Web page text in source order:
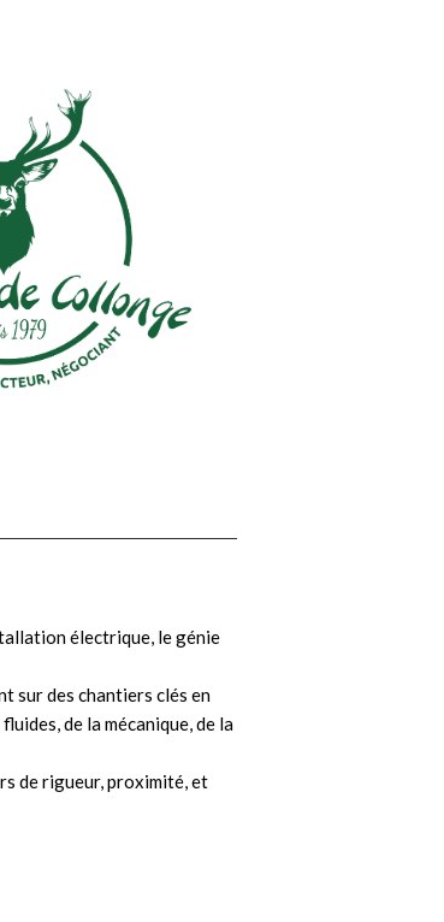
de
nous partageons
— esprit d’équipe,
territorial.
investir dans notre
électrique, le génie
sur des chantiers clés en
de la mécanique, de la
de rigueur, proximité, et